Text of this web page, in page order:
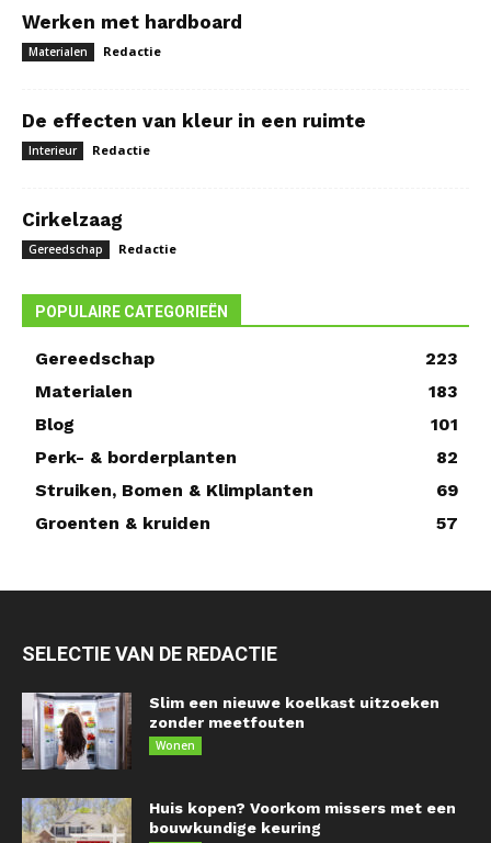
Werken met hardboard
Materialen Redactie
De effecten van kleur in een ruimte
Interieur Redactie
Cirkelzaag
Gereedschap Redactie
POPULAIRE CATEGORIEËN
Gereedschap
223
Materialen
183
Blog
101
Perk- & borderplanten
82
Struiken, Bomen & Klimplanten
69
Groenten & kruiden
57
SELECTIE VAN DE REDACTIE
Slim een nieuwe koelkast uitzoeken
zonder meetfouten
Wonen
Huis kopen? Voorkom missers met een
bouwkundige keuring